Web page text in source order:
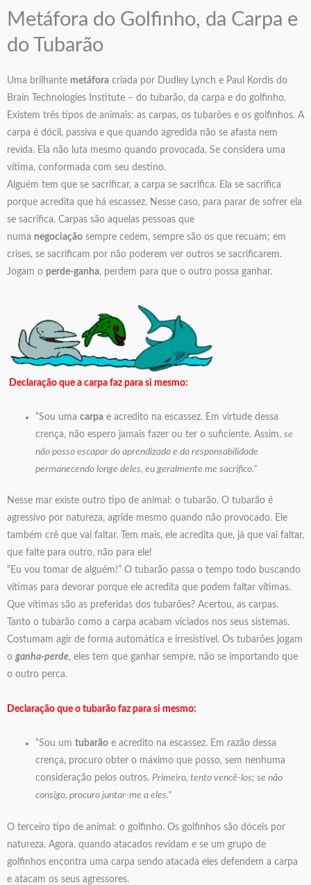
Metáfora do Golfinho, da Carpa e
do Tubarão
Uma brilhante metáfora criada por Dudley Lynch e Paul Kordis do
Brain Technologies Institute – do tubarão, da carpa e do golfinho.
Existem três tipos de animais: as carpas, os tubarões e os golfinhos. A
carpa é dócil, passiva e que quando agredida não se afasta nem
revida. Ela não luta mesmo quando provocada. Se considera uma
vítima, conformada com seu destino.
Alguém tem que se sacrificar, a carpa se sacrifica. Ela se sacrifica
porque acredita que há escassez. Nesse caso, para parar de sofrer ela
se sacrifica. Carpas são aquelas pessoas que
numa negociação sempre cedem, sempre são os que recuam; em
crises, se sacrificam por não poderem ver outros se sacrificarem.
Jogam o perde-ganha, perdem para que o outro possa ganhar.
Declaração que a carpa faz para si mesmo:
“Sou umacarpa e acredito na escassez. Em virtude dessa
crença, não espero jamais fazer ou ter o suficiente. Assim,se
não posso escapar do aprendizado e da responsabilidade
permanecendo longe deles, eu geralmente me sacrifico.”
Nesse mar existe outro tipo de animal: o tubarão. O tubarão é
agressivo por natureza, agride mesmo quando não provocado. Ele
também crê que vai faltar. Tem mais, ele acredita que, já que vai faltar,
que falte para outro, não para ele!
“Eu vou tomar de alguém!” O tubarão passa o tempo todo buscando
vítimas para devorar porque ele acredita que podem faltar vítimas.
Que vítimas são as preferidas dos tubarões? Acertou, as carpas.
Tanto o tubarão como a carpa acabam viciados nos seus sistemas.
Costumam agir de forma automática e irresistível. Os tubarões jogam
o ganha-perde, eles tem que ganhar sempre, não se importando que
o outro perca.
Declaração que o tubarão faz para si mesmo:
“Sou umtubarão e acredito na escassez. Em razão dessa
crença, procuro obter o máximo que posso, sem nenhuma
consideração pelos outros.Primeiro, tento vencê-los; se não
consigo, procuro juntar-me a eles.”
O terceiro tipo de animal: o golfinho. Os golfinhos são dóceis por
natureza. Agora, quando atacados revidam e se um grupo de
golfinhos encontra uma carpa sendo atacada eles defendem a carpa
e atacam os seus agressores.